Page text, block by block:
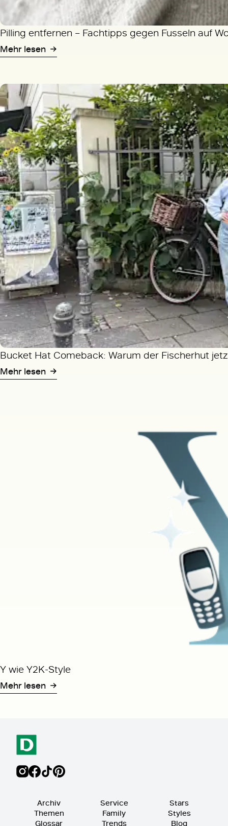
Pilling entfernen – Fachtipps gegen Fusseln auf
Mehr lesen
Bucket Hat Comeback: Warum der Fischerhut
Mehr lesen
Y wie Y2K-Style
Mehr lesen
Archiv
Themen
Glossar
Service
Family
Trends
Stars
Styles
Blog